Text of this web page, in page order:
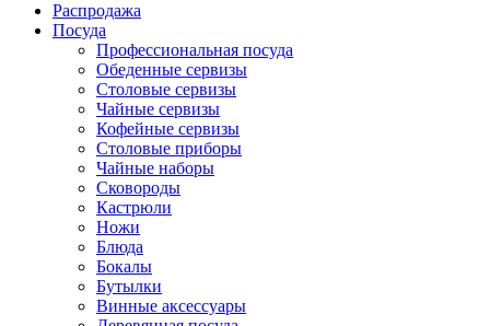
Распродажа
Посуда
Профессиональная посуда
Обеденные сервизы
Столовые сервизы
Чайные сервизы
Кофейные сервизы
Столовые приборы
Чайные наборы
Сковороды
Кастрюли
Ножи
Блюда
Бокалы
Бутылки
Винные аксессуары